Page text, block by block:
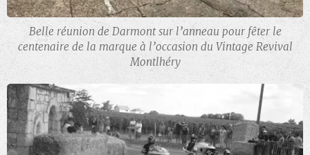
Belle réunion de Darmont sur l’anneau pour fêter le
centenaire de la marque à l’occasion du Vintage Revival
Montlhéry